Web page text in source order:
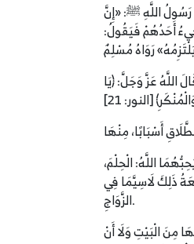
رَسُولُ اللَّهِ ﷺ: «إِنَّ
أَحَدُهُمْ فَيَقُولُ:
اللَّهُ عَزَّ وَجَلَّ: ﴿يَا
اللَّهُ: الْحِلْمَ،
ذَلِكَ لَاسِيَّمَا فِي
الزَّوَاجِ.
مِنَ الْبَيْتِ وَلَا أَنْ